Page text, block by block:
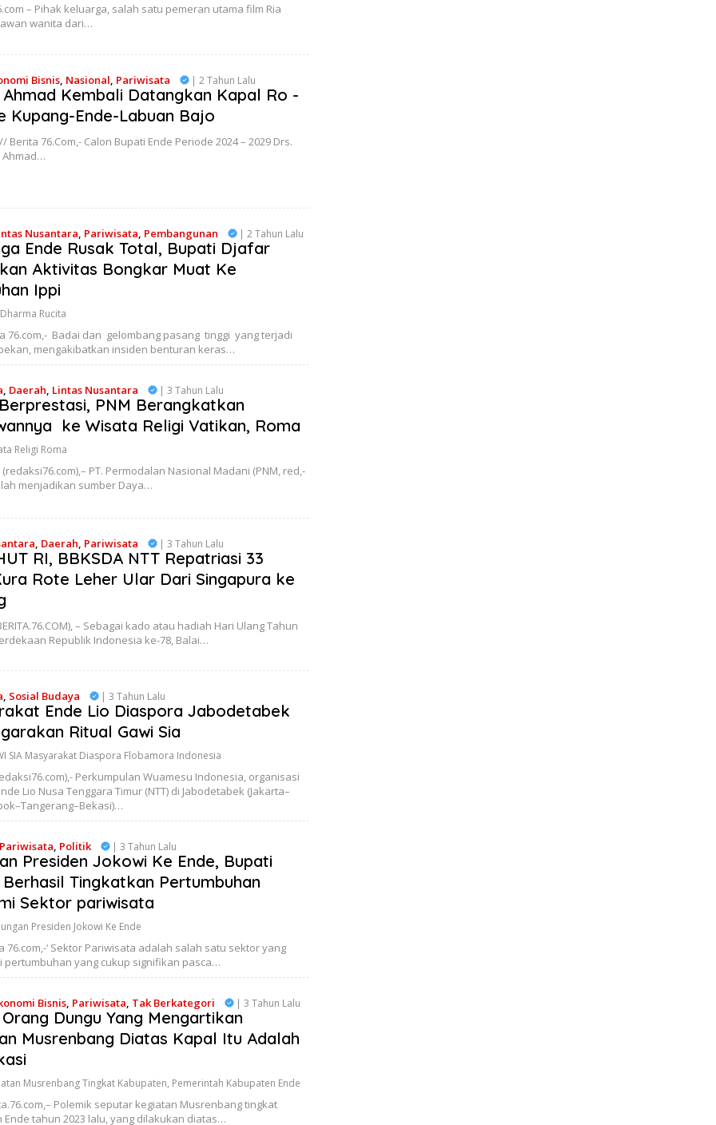
– Pihak keluarga, salah satu pemeran utama film Ria
wanita dari…
Bisnis, Nasional Pariwisata | 2 Tahun Lalu
Kembali Datangkan Kapal Ro -
Kupang-Ende-Labuan Bajo
Berita 76.Com,- Calon Bupati Ende Periode 2024 – 2029 Drs.
Ahmad…
Nusantara Pariwisata Pembangunan | 2 Tahun Lalu
Ende Rusak Total, Bupati Djafar
Aktivitas Bongkar Muat Ke
Ippi
Rucita
76.com,- Badai dan gelombang pasang tinggi yang terjadi
mengakibatkan insiden benturan keras…
Daerah Lintas Nusantara | 3 Tahun Lalu
PNM Berangkatkan
ke Wisata Religi Vatikan, Roma
Religi Roma
(redaksi76.com),– PT. Permodalan Nasional Madani (PNM, red,-
menjadikan sumber Daya…
Daerah Pariwisata | 3 Tahun Lalu
RI, BBKSDA NTT Repatriasi 33
Rote Leher Ular Dari Singapura ke
– Sebagai kado atau hadiah Hari Ulang Tahun
Republik Indonesia ke-78, Balai…
, Sosial Budaya | 3 Tahun Lalu
Ende Lio Diaspora Jabodetabek
Ritual Gawi Sia
SIA Masyarakat Diaspora Flobamora Indonesia
Perkumpulan Wuamesu Indonesia, organisasi
Lio Nusa Tenggara Timur (NTT) di Jabodetabek (Jakarta–
Pariwisata, Politik | 3 Tahun Lalu
Presiden Jokowi Ke Ende, Bupati
Tingkatkan Pertumbuhan
Sektor pariwisata
Presiden Jokowi Ke Ende
76.com,-‘ Sektor Pariwisata adalah salah satu sektor yang
pertumbuhan yang cukup signifikan pasca…
Bisnis, Pariwisata, Tak Berkategori | 3 Tahun Lalu
Dungu Yang Mengartikan
Musrenbang Diatas Kapal Itu Adalah
Musrenbang Tingkat Kabupaten, Pemerintah Kabupaten Ende
Polemik seputar kegiatan Musrenbang tingkat
Ende tahun 2023 lalu, yang dilakukan diatas…